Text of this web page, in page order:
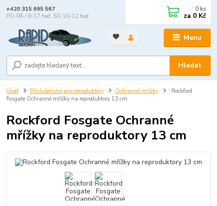
Menu
Hledat
+420 315 695 567
PO-PÁ / 9-17 hod, SO 10-12 hod
0 ks
za 0 Kč
Úvod Příslušenství pro reproduktory Ochranné mřížky
Rockford
Fosgate Ochranné mřížky na reproduktory 13 cm
Rockford Fosgate Ochranné
mřížky na reproduktory 13 cm